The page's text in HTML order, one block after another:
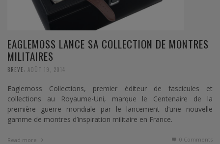
EAGLEMOSS LANCE SA COLLECTION DE MONTRES
MILITAIRES
BREVE AOÛT 19, 2014
Eaglemoss Collections, premier éditeur de fascicules et
collections au Royaume-Uni, marque le Centenaire de la
première guerre mondiale par le lancement d’une nouvelle
gamme de montres d’inspiration militaire en France.
Read more 0 Comments